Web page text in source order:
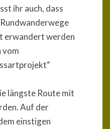
ihr auch, dass
erwandert werden
vom
längste Route mit
Auf der
einstigen